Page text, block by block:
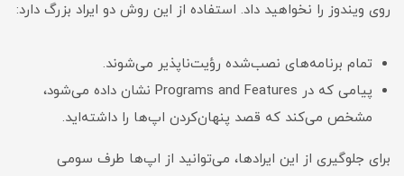
روی ویندوز را نخواهید داد. استفاده از این روش دو ایراد بزرگ دارد:
تمام برنامه‌های نصب‌شده رؤیت‌ناپذیر می‌شوند.
پیامی که در Programs and Features نشان داده می‌شود،
مشخص می‌کند که قصد پنهان‌کردن اپ‌ها را داشته‌اید.
برای جلوگیری از این ایرادها، می‌توانید از اپ‌ها طرف سومی